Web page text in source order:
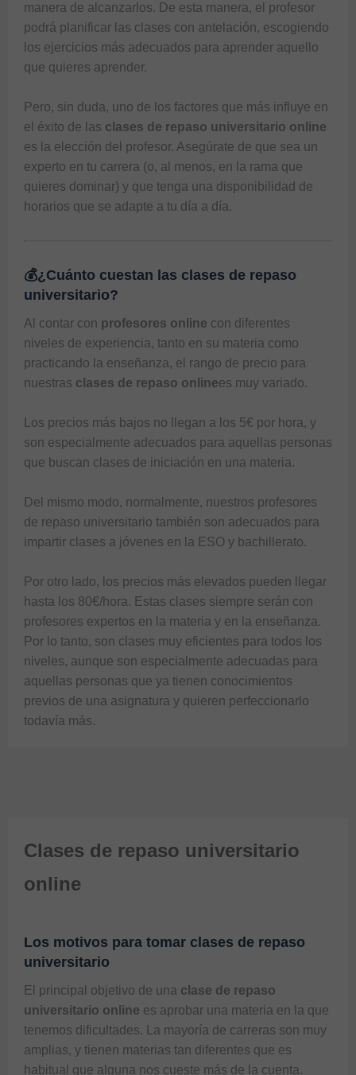
manera de alcanzarlos. De esta manera, el profesor
podrá planificar las clases con antelación, escogiendo
los ejercicios más adecuados para aprender aquello
que quieres aprender.
Pero, sin duda, uno de los factores que más influye en
el éxito de las clases de repaso universitario online
es la elección del profesor. Asegúrate de que sea un
experto en tu carrera (o, al menos, en la rama que
quieres dominar) y que tenga una disponibilidad de
horarios que se adapte a tu día a día.
💰¿Cuánto cuestan las clases de repaso
universitario?
Al contar con profesores online con diferentes
niveles de experiencia, tanto en su materia como
practicando la enseñanza, el rango de precio para
nuestras clases de repaso onlinees muy variado.
Los precios más bajos no llegan a los 5€ por hora, y
son especialmente adecuados para aquellas personas
que buscan clases de iniciación en una materia.
Del mismo modo, normalmente, nuestros profesores
de repaso universitario también son adecuados para
impartir clases a jóvenes en la ESO y bachillerato.
Por otro lado, los precios más elevados pueden llegar
hasta los 80€/hora. Estas clases siempre serán con
profesores expertos en la materia y en la enseñanza.
Por lo tanto, son clases muy eficientes para todos los
niveles, aunque son especialmente adecuadas para
aquellas personas que ya tienen conocimientos
previos de una asignatura y quieren perfeccionarlo
todavía más.
Clases de repaso universitario
online
Los motivos para tomar clases de repaso
universitario
El principal objetivo de una clase de repaso
universitario online es aprobar una materia en la que
tenemos dificultades. La mayoría de carreras son muy
amplias, y tienen materias tan diferentes que es
habitual que alguna nos cueste más de la cuenta.